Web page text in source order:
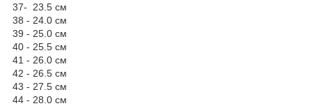
37- 23.5 см
38 - 24.0 см
39 - 25.0 см
40 - 25.5 см
41 - 26.0 см
42 - 26.5 см
43 - 27.5 см
44 - 28.0 см